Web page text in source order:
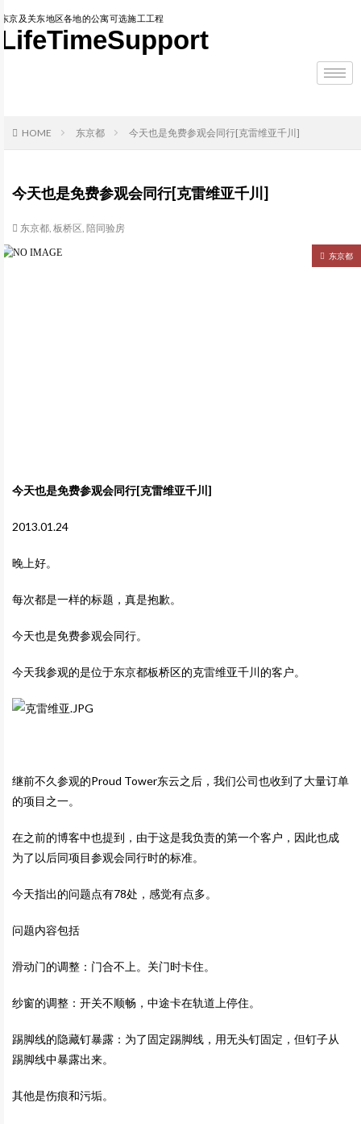
东京及关东地区各地的公寓可选施工工程
LifeTimeSupport
HOME 东京都 今天也是免费参观会同行[克雷维亚千川]
今天也是免费参观会同行[克雷维亚千川]
东京都, 板桥区, 陪同验房
东京都
今天也是免费参观会同行[克雷维亚千川]
2013.01.24
晚上好。
每次都是一样的标题，真是抱歉。
今天也是免费参观会同行。
今天我参观的是位于东京都板桥区的克雷维亚千川的客户。
继前不久参观的Proud Tower东云之后，我们公司也收到了大量订单
的项目之一。
在之前的博客中也提到，由于这是我负责的第一个客户，因此也成
为了以后同项目参观会同行时的标准。
今天指出的问题点有78处，感觉有点多。
问题内容包括
滑动门的调整：门合不上。关门时卡住。
纱窗的调整：开关不顺畅，中途卡在轨道上停住。
踢脚线的隐藏钉暴露：为了固定踢脚线，用无头钉固定，但钉子从
踢脚线中暴露出来。
其他是伤痕和污垢。